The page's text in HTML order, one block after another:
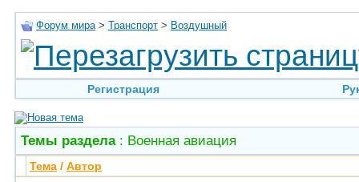
Форум мира > Транспорт > Воздушный
Регистрация
Темы раздела: Военная авиация
Тема / Автор